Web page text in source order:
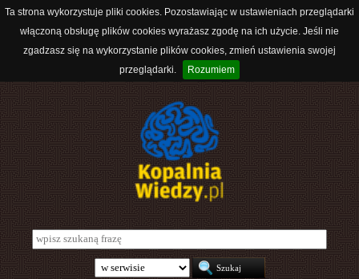
Ta strona wykorzystuje pliki cookies. Pozostawiając w ustawieniach przeglądarki
włączoną obsługę plików cookies wyrażasz zgodę na ich użycie. Jeśli nie
zgadzasz się na wykorzystanie plików cookies, zmień ustawienia swojej
przeglądarki.
Rozumiem